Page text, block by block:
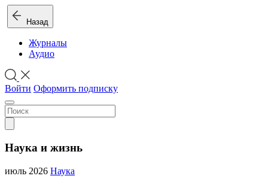
Назад
Журналы
Аудио
Войти Оформить подписку
Наука и жизнь
июль 2026 Наука